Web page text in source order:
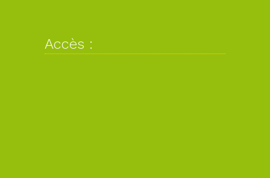
Accès :